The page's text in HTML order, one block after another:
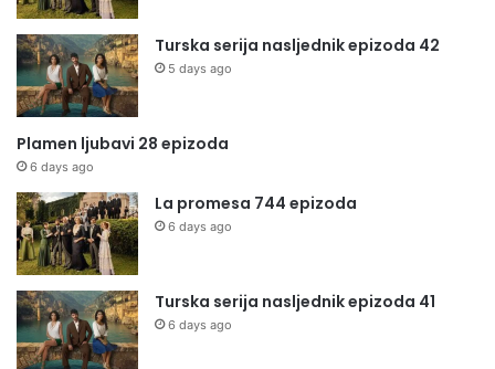
Turska serija nasljednik epizoda 42
5 days ago
Plamen ljubavi 28 epizoda
6 days ago
La promesa 744 epizoda
6 days ago
Turska serija nasljednik epizoda 41
6 days ago